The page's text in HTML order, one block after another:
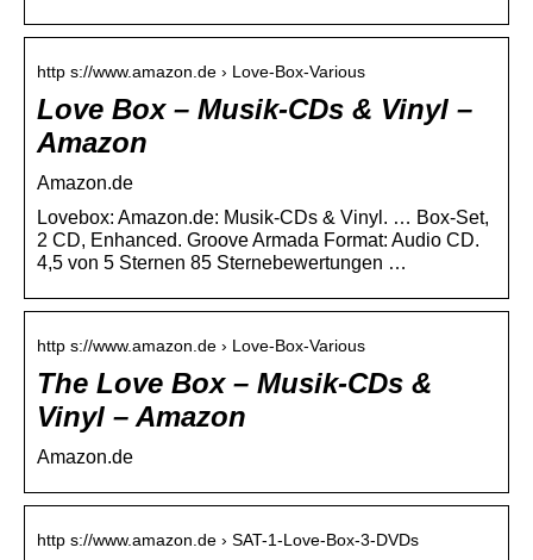
http s://www.amazon.de › Love-Box-Various
Love Box – Musik-CDs & Vinyl –
Amazon
Amazon.de
Lovebox: Amazon.de: Musik-CDs & Vinyl. … Box-Set,
2 CD, Enhanced. Groove Armada Format: Audio CD.
4,5 von 5 Sternen 85 Sternebewertungen …
http s://www.amazon.de › Love-Box-Various
The Love Box – Musik-CDs &
Vinyl – Amazon
Amazon.de
http s://www.amazon.de › SAT-1-Love-Box-3-DVDs